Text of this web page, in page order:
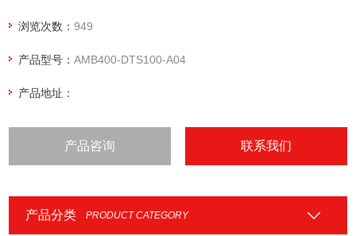
浏览次数：949
产品型号：AMB400-DTS100-A04
产品地址：
产品咨询 联系我们
产品分类 PRODUCT CATEGORY